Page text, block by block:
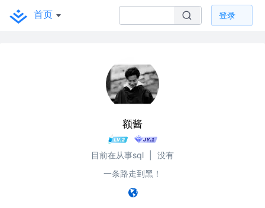
首页 登录
额酱
目前在从事sql
没有
一条路走到黑！